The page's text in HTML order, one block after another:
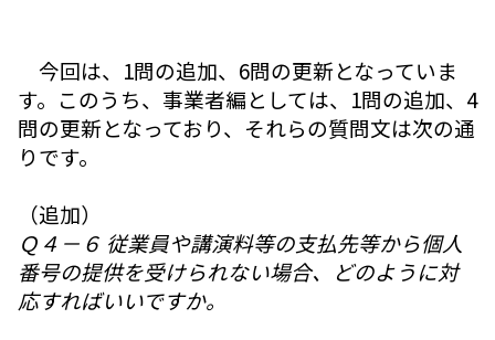
今回は、1問の追加、6問の更新となっていま
す。このうち、事業者編としては、1問の追加、4
問の更新となっており、それらの質問文は次の通
りです。
（追加）
Ｑ４－６ 従業員や講演料等の支払先等から個人
番号の提供を受けられない場合、どのように対
応すればいいですか。